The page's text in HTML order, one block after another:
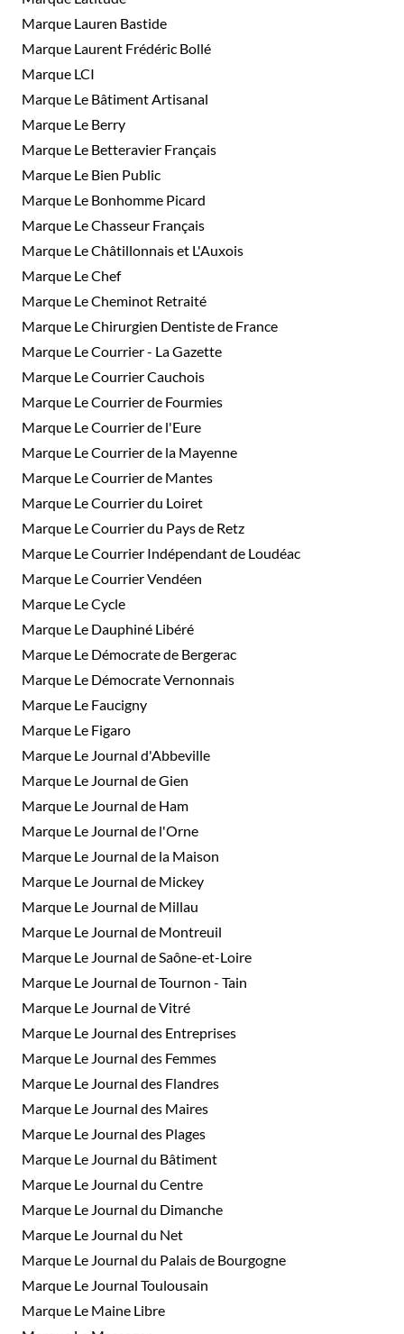
Marque Lauren Bastide
Marque Laurent Frédéric Bollé
Marque LCI
Marque Le Bâtiment Artisanal
Marque Le Berry
Marque Le Betteravier Français
Marque Le Bien Public
Marque Le Bonhomme Picard
Marque Le Chasseur Français
Marque Le Châtillonnais et L'Auxois
Marque Le Chef
Marque Le Cheminot Retraité
Marque Le Chirurgien Dentiste de France
Marque Le Courrier - La Gazette
Marque Le Courrier Cauchois
Marque Le Courrier de Fourmies
Marque Le Courrier de l'Eure
Marque Le Courrier de la Mayenne
Marque Le Courrier de Mantes
Marque Le Courrier du Loiret
Marque Le Courrier du Pays de Retz
Marque Le Courrier Indépendant de Loudéac
Marque Le Courrier Vendéen
Marque Le Cycle
Marque Le Dauphiné Libéré
Marque Le Démocrate de Bergerac
Marque Le Démocrate Vernonnais
Marque Le Faucigny
Marque Le Figaro
Marque Le Journal d'Abbeville
Marque Le Journal de Gien
Marque Le Journal de Ham
Marque Le Journal de l'Orne
Marque Le Journal de la Maison
Marque Le Journal de Mickey
Marque Le Journal de Millau
Marque Le Journal de Montreuil
Marque Le Journal de Saône-et-Loire
Marque Le Journal de Tournon - Tain
Marque Le Journal de Vitré
Marque Le Journal des Entreprises
Marque Le Journal des Femmes
Marque Le Journal des Flandres
Marque Le Journal des Maires
Marque Le Journal des Plages
Marque Le Journal du Bâtiment
Marque Le Journal du Centre
Marque Le Journal du Dimanche
Marque Le Journal du Net
Marque Le Journal du Palais de Bourgogne
Marque Le Journal Toulousain
Marque Le Maine Libre